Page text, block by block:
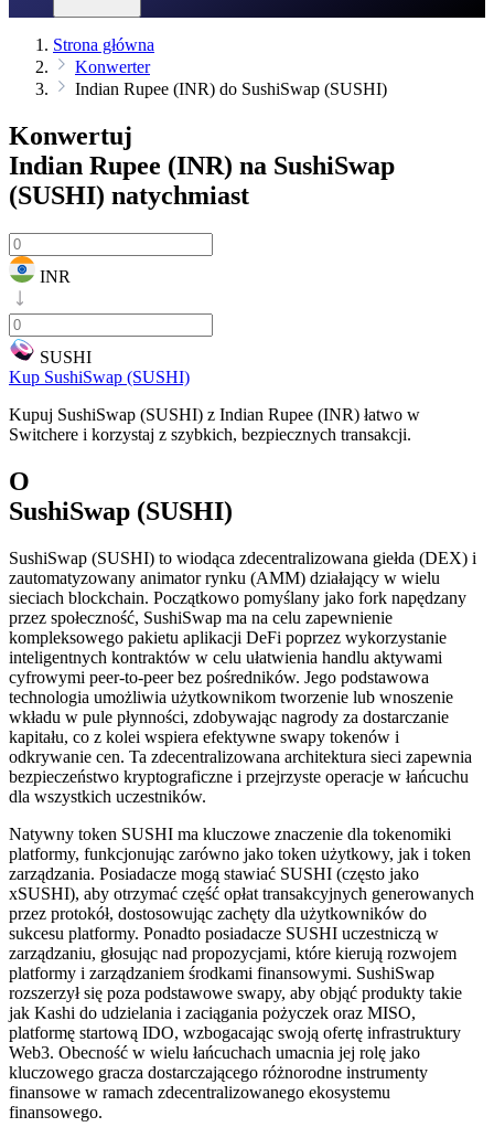
Strona główna
Konwerter
Indian Rupee (INR) do SushiSwap (SUSHI)
Konwertuj
Indian Rupee (INR) na SushiSwap
(SUSHI) natychmiast
INR
SUSHI
Kup SushiSwap (SUSHI)
Kupuj SushiSwap (SUSHI) z Indian Rupee (INR) łatwo w
Switchere i korzystaj z szybkich, bezpiecznych transakcji.
O
SushiSwap (SUSHI)
SushiSwap (SUSHI) to wiodąca zdecentralizowana giełda (DEX) i
zautomatyzowany animator rynku (AMM) działający w wielu
sieciach blockchain. Początkowo pomyślany jako fork napędzany
przez społeczność, SushiSwap ma na celu zapewnienie
kompleksowego pakietu aplikacji DeFi poprzez wykorzystanie
inteligentnych kontraktów w celu ułatwienia handlu aktywami
cyfrowymi peer-to-peer bez pośredników. Jego podstawowa
technologia umożliwia użytkownikom tworzenie lub wnoszenie
wkładu w pule płynności, zdobywając nagrody za dostarczanie
kapitału, co z kolei wspiera efektywne swapy tokenów i
odkrywanie cen. Ta zdecentralizowana architektura sieci zapewnia
bezpieczeństwo kryptograficzne i przejrzyste operacje w łańcuchu
dla wszystkich uczestników.
Natywny token SUSHI ma kluczowe znaczenie dla tokenomiki
platformy, funkcjonując zarówno jako token użytkowy, jak i token
zarządzania. Posiadacze mogą stawiać SUSHI (często jako
xSUSHI), aby otrzymać część opłat transakcyjnych generowanych
przez protokół, dostosowując zachęty dla użytkowników do
sukcesu platformy. Ponadto posiadacze SUSHI uczestniczą w
zarządzaniu, głosując nad propozycjami, które kierują rozwojem
platformy i zarządzaniem środkami finansowymi. SushiSwap
rozszerzył się poza podstawowe swapy, aby objąć produkty takie
jak Kashi do udzielania i zaciągania pożyczek oraz MISO,
platformę startową IDO, wzbogacając swoją ofertę infrastruktury
Web3. Obecność w wielu łańcuchach umacnia jej rolę jako
kluczowego gracza dostarczającego różnorodne instrumenty
finansowe w ramach zdecentralizowanego ekosystemu
finansowego.